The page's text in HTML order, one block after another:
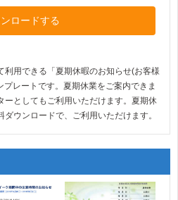
ロードする
利用できる「夏期休暇のお知らせ(お客様
レートです。夏期休業をご案内できま
ーとしてもご利用いただけます。夏期休
ウンロードで、ご利用いただけます。